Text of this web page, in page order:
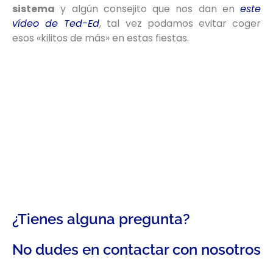
sistema y algún consejito que nos dan en este
vídeo de Ted-Ed, tal vez podamos evitar coger
esos «kilitos de más» en estas fiestas.
¿Tienes alguna pregunta?
No dudes en contactar con nosotros